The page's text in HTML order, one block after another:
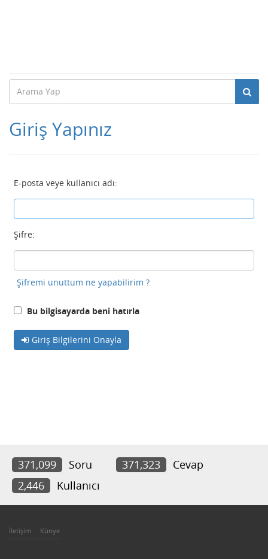
Giriş Yapınız
E-posta veye kullanıcı adı:
Şifre:
Şifremi unuttum ne yapabilirim ?
Bu bilgisayarda beni hatırla
Giriş Bilgilerini Onayla
371,099 Soru 371,323
Cevap
2,446
Kullanıcı
İletişim Künye